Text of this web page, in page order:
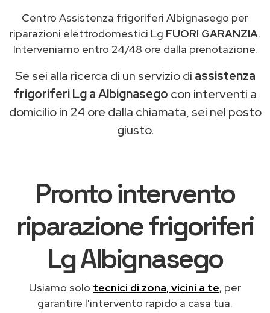
Centro Assistenza frigoriferi Albignasego per
riparazioni elettrodomestici Lg FUORI GARANZIA.
Interveniamo entro 24/48 ore dalla prenotazione.
Se sei alla ricerca di un servizio di assistenza
frigoriferi Lg a Albignasego con interventi a
domicilio in 24 ore dalla chiamata, sei nel posto
giusto.
Pronto intervento
riparazione frigoriferi
Lg Albignasego
Usiamo solo tecnici di zona, vicini a te, per
garantire l'intervento rapido a casa tua.